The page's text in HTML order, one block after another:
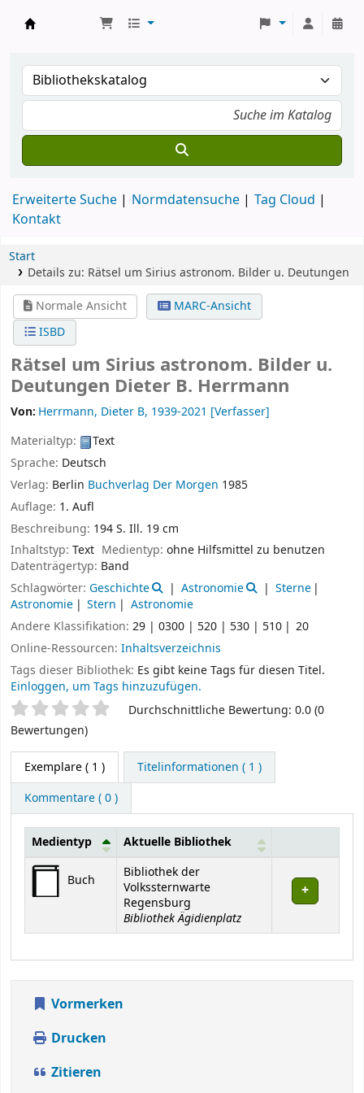
Erweiterte Suche Normdatensuche
Tag Cloud
Kontakt
Start
Details zu: Rätsel um Sirius astronom. Bilder u. Deutungen
Normale Ansicht
MARC-Ansicht
ISBD
Rätsel um Sirius astronom. Bilder u.
Deutungen Dieter B. Herrmann
Von: Herrmann, Dieter B, 1939-2021 [Verfasser]
Materialtyp:
Text
Sprache: Deutsch
Verlag: Berlin Buchverlag Der Morgen 1985
Auflage: 1. Aufl
Beschreibung: 194 S. Ill. 19 cm
Inhaltstyp: Text Medientyp:ohne Hilfsmittel zu benutzen
Datenträgertyp: Band
Schlagwörter: Geschichte Astronomie
Sterne
Astronomie
Stern
Astronomie
Andere Klassifikation: 29 | 0300 | 520 | 530 | 510
20
Online-Ressourcen: Inhaltsverzeichnis
Tags dieser Bibliothek: Es gibt keine Tags für diesen Titel.
Einloggen, um Tags hinzuzufügen.
SternchenbewertungDurchschnittliche Bewertung: 0.0 (0
Bewertungen)
Exemplare( 1 )
Titelinformationen ( 1 )
Kommentare ( 0 )
Exemplare
Medientyp Aktuelle Bibliothek
Buch
Bibliothek der
Volkssternwarte
Regensburg
Bibliothek Ägidienplatz
Vormerken
Drucken
Zitieren